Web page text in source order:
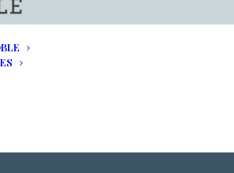
en plein air au
La Sable